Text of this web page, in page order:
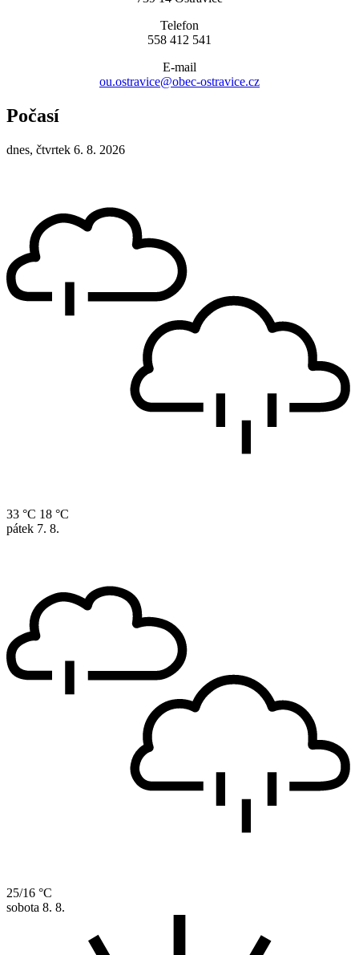
Telefon
558 412 541
E-mail
ou.ostravice@obec-ostravice.cz
Počasí
dnes, čtvrtek 6. 8. 2026
33 °C 18 °C
pátek 7. 8.
25/16 °C
sobota 8. 8.